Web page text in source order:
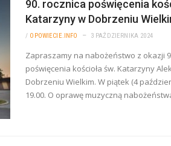
90. rocznica poświęcenia
Katarzyny w Dobrzeniu
/ OPOWIECIE.INFO 3 PAŹDZIERNIKA 2024
Zapraszamy na nabożeństwo z okazji
poświęcenia kościoła św. Katarzyny
Dobrzeniu Wielkim. W piątek (4
19.00. O oprawę muzyczną